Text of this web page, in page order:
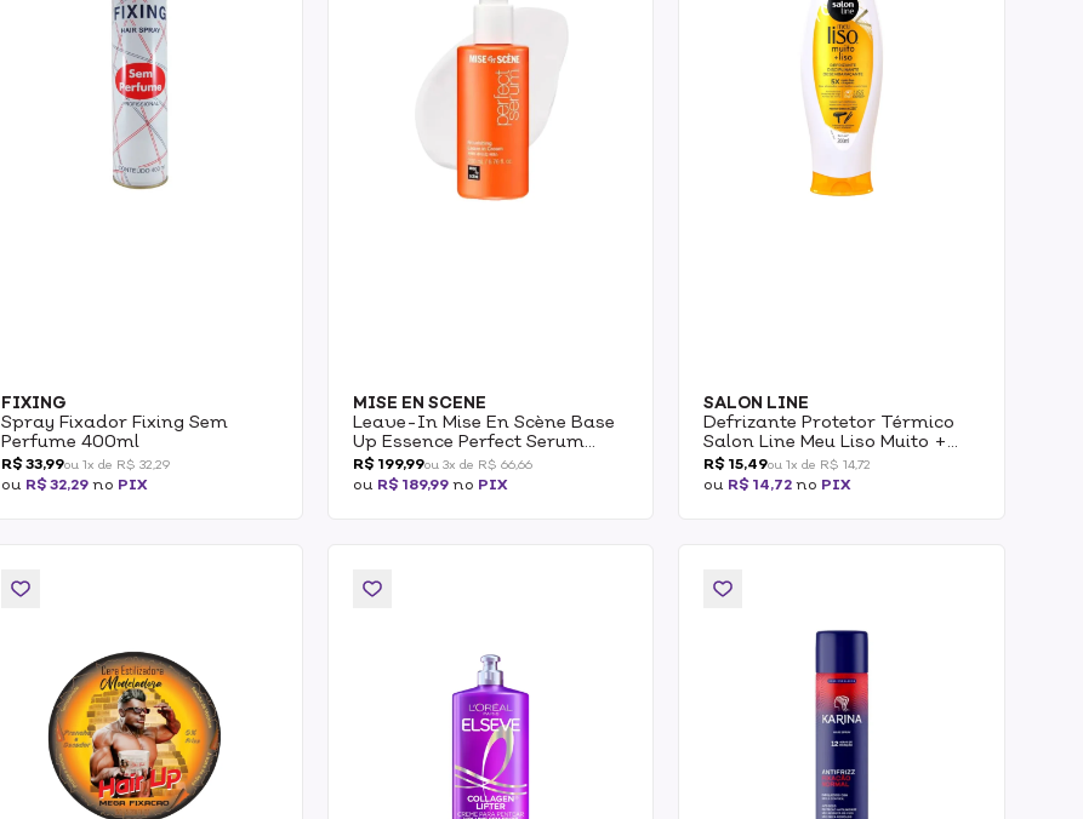
FIXING
Spray Fixador Fixing Sem
Perfume 400ml
R$ 33,99ou 1x de R$ 32,29
ou R$ 32,29 no PIX
MISE EN SCENE
Leave-In Mise En Scène Base
Up Essence Perfect Serum
200ml
R$ 199,99ou 3x de R$ 66,66
ou R$ 189,99no PIX
SALON LINE
Defrizante Protetor Térmico
Salon Line Meu Liso Muito +
Liso 200ml
R$ 15,49ou 1x de R$ 14,72
ou R$ 14,72 no PIX